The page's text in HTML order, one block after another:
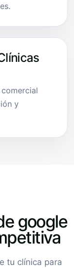
y
google
tu clínica para